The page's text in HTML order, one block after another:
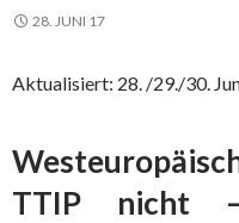
28. JUNI 17
Aktualisiert: 28. /29./30.
TTIP nicht